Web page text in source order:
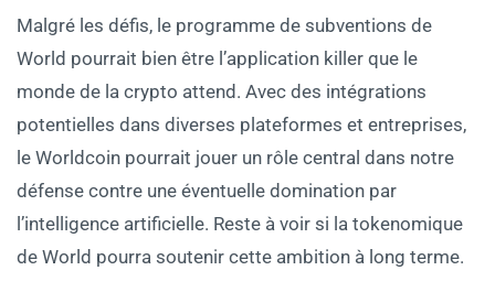
Malgré les défis, le programme de subventions de
World pourrait bien être l’application killer que le
monde de la crypto attend. Avec des intégrations
potentielles dans diverses plateformes et entreprises,
le Worldcoin pourrait jouer un rôle central dans notre
défense contre une éventuelle domination par
l’intelligence artificielle. Reste à voir si la tokenomique
de World pourra soutenir cette ambition à long terme.